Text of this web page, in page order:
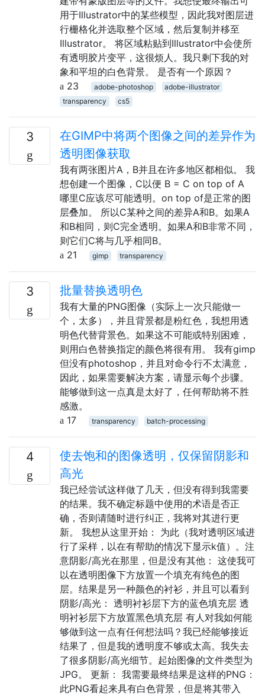
用于Illustrator中的某些模型，因此我对图层进
行栅格化并选取整个区域，然后复制并移至
Illustrator。 将区域粘贴到Illustrator中会使所
有透明胶片变平，这很烦人。我只剩下我的对
象和平坦的白色背景。 是否有一个原因？
23
adobe-photoshop
adobe-illustrator
transparency
cs5
3
在GIMP中将两个图像之间的差异作为
透明图像获取
我有两张图片A，B并且在许多地区都相似。 我
想创建一个图像，C以便 B = C on top of A
哪里C应该尽可能透明。on top of是正常的图
层叠加。 所以C某种之间的差异A和B。如果A
和B相同，则C完全透明。如果A和B非常不同，
则它们C将与几乎相同B。
21
gimp transparency
3 批量替换透明色
我有大量的PNG图像（实际上一次只能做一
个，太多），并且背景都是粉红色，我想用透
明色代替背景色。如果这不可能或特别困难，
则用白色替换指定的颜色将很有用。 我有gimp
但没有photoshop，并且对命令行不太满意，
因此，如果需要解决方案，请显示每个步骤。
能够做到这一点真是太好了，任何帮助将不胜
感激。
17
transparency batch-processing
4
使去饱和的图像透明，仅保留阴影和
高光
我已经尝试这样做了几天，但没有得到我需要
的结果。我不确定标题中使用的术语是否正
确，否则请随时进行纠正，我将对其进行更
新。 我想从这里开始： 为此（我对透明区域进
行了采样，以在有帮助的情况下显示k值）。注
意阴影/高光在那里，但是没有其他： 这使我可
以在透明图像下方放置一个填充有纯色的图
层。结果是另一种颜色的衬衫，并且可以看到
阴影/高光： 透明衬衫层下方的蓝色填充层 透
明衬衫层下方放置黑色填充层 有人对我如何能
够做到这一点有任何想法吗？我已经能够接近
结果了，但是我的透明度不够或太高。我失去
了很多阴影/高光细节。起始图像的文件类型为
JPG。 更新： 我需要最终结果是这样的PNG：
此PNG看起来具有白色背景，但是将其带入